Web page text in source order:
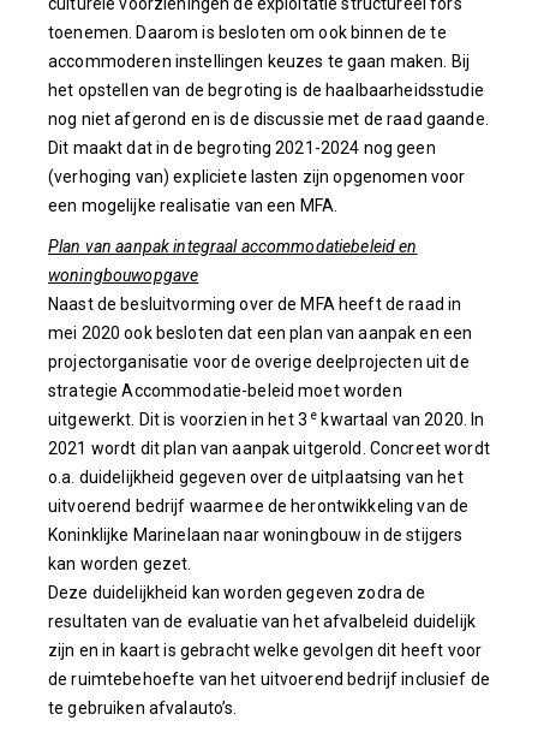
toenemen. Daarom is besloten om ook binnen de te
accommoderen instellingen keuzes te gaan maken. Bij
het opstellen van de begroting is de haalbaarheidsstudie
nog niet afgerond en is de discussie met de raad gaande.
Dit maakt dat in de begroting 2021-2024 nog geen
(verhoging van) expliciete lasten zijn opgenomen voor
een mogelijke realisatie van een MFA.
Plan van aanpak integraal accommodatiebeleid en
woningbouwopgave
Naast de besluitvorming over de MFA heeft de raad in
mei 2020 ook besloten dat een plan van aanpak en een
projectorganisatie voor de overige deelprojecten uit de
strategie Accommodatie-beleid moet worden
uitgewerkt. Dit is voorzien in het 3 e kwartaal van 2020. In
2021 wordt dit plan van aanpak uitgerold. Concreet wordt
o.a. duidelijkheid gegeven over de uitplaatsing van het
uitvoerend bedrijf waarmee de herontwikkeling van de
Koninklijke Marinelaan naar woningbouw in de stijgers
kan worden gezet.
Deze duidelijkheid kan worden gegeven zodra de
resultaten van de evaluatie van het afvalbeleid duidelijk
zijn en in kaart is gebracht welke gevolgen dit heeft voor
de ruimtebehoefte van het uitvoerend bedrijf inclusief de
te gebruiken afvalauto’s.